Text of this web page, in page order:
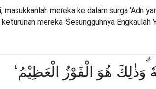
masukkanlah mereka ke dalam surga ‘Adn
mereka. Sesungguhnya Engkaulah
هُوَ الْفَوْزُ الْعَظِيْمُ